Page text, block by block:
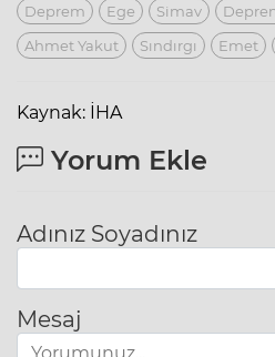
Deprem Ege Simav
Ahmet Yakut
Sındırgı Emet
Kaynak: İHA
Yorum Ekle
Adınız Soyadınız
Mesaj